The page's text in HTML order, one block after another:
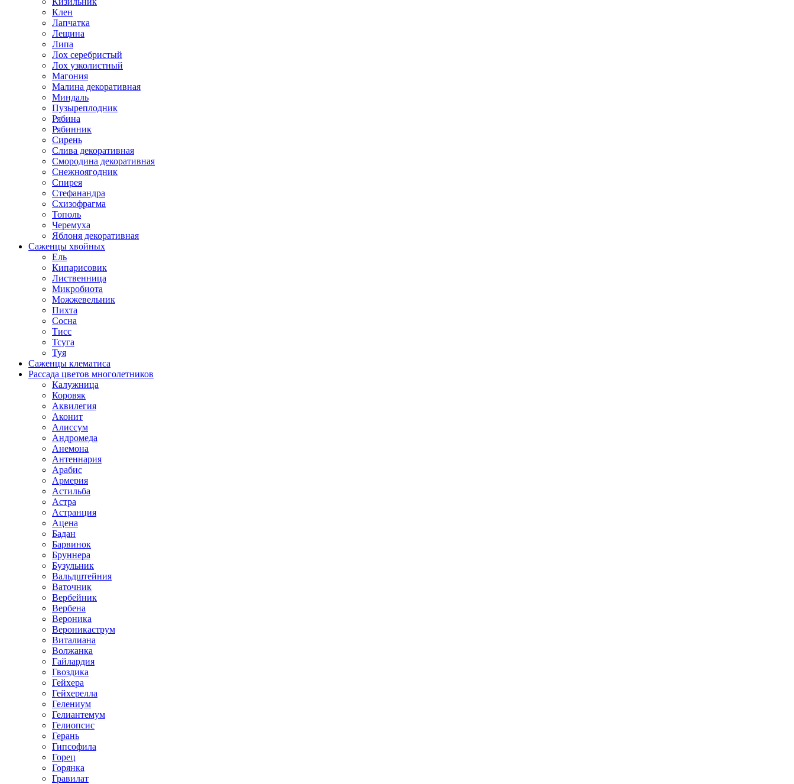
Клен
Лапчатка
Лещина
Липа
Лох серебристый
Лох узколистный
Магония
Малина декоративная
Миндаль
Пузыреплодник
Рябина
Рябинник
Сирень
Слива декоративная
Смородина декоративная
Снежноягодник
Спирея
Стефанандра
Схизофрагма
Тополь
Черемуха
Яблоня декоративная
Саженцы хвойных
Ель
Кипарисовик
Лиственница
Микробиота
Можжевельник
Пихта
Сосна
Тисс
Тсуга
Туя
Саженцы клематиса
Рассада цветов многолетников
Калужница
Коровяк
Аквилегия
Аконит
Алиссум
Андромеда
Анемона
Антеннария
Арабис
Армерия
Астильба
Астра
Астранция
Ацена
Бадан
Барвинок
Бруннера
Бузульник
Вальдштейния
Ваточник
Вербейник
Вербена
Вероника
Вероникаструм
Виталиана
Волжанка
Гайлардия
Гвоздика
Гейхера
Гейхерелла
Гелениум
Гелиантемум
Гелиопсис
Герань
Гипсофила
Горец
Горянка
Гравилат